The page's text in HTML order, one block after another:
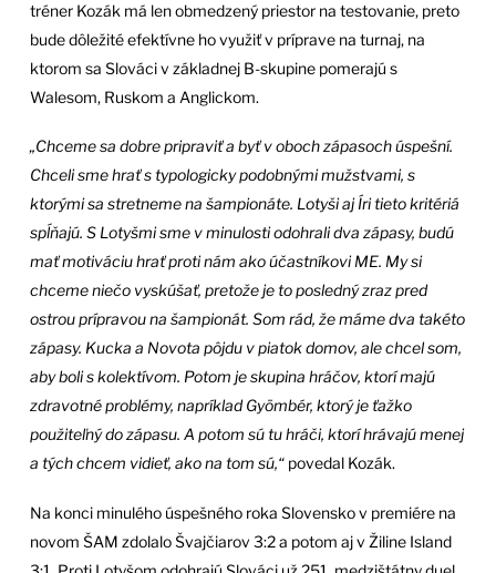
tréner Kozák má len obmedzený priestor na testovanie, preto
bude dôležité efektívne ho využiť v príprave na turnaj, na
ktorom sa Slováci v základnej B-skupine pomerajú s
Walesom, Ruskom a Anglickom.
„Chceme sa dobre pripraviť a byť v oboch zápasoch úspešní.
Chceli sme hrať s typologicky podobnými mužstvami, s
ktorými sa stretneme na šampionáte. Lotyši aj Íri tieto kritériá
spĺňajú. S Lotyšmi sme v minulosti odohrali dva zápasy, budú
mať motiváciu hrať proti nám ako účastníkovi ME. My si
chceme niečo vyskúšať, pretože je to posledný zraz pred
ostrou prípravou na šampionát. Som rád, že máme dva takéto
zápasy. Kucka a Novota pôjdu v piatok domov, ale chcel som,
aby boli s kolektívom. Potom je skupina hráčov, ktorí majú
zdravotné problémy, napríklad Gyömbér, ktorý je ťažko
použiteľný do zápasu. A potom sú tu hráči, ktorí hrávajú menej
a tých chcem vidieť, ako na tom sú,“povedal Kozák.
Na konci minulého úspešného roka Slovensko v premiére na
novom ŠAM zdolalo Švajčiarov 3:2 a potom aj v Žiline Island